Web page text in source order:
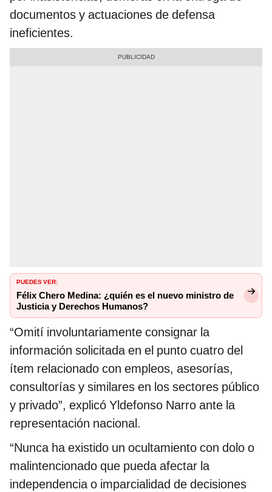
documentos y actuaciones de defensa
ineficientes.
PUEDES VER:
Félix Chero Medina: ¿quién es el nuevo ministro de
Justicia y Derechos Humanos?
“Omití involuntariamente consignar la
información solicitada en el punto cuatro del
ítem relacionado con empleos, asesorías,
consultorías y similares en los sectores público
y privado”, explicó Yldefonso Narro ante la
representación nacional.
“Nunca ha existido un ocultamiento con dolo o
malintencionado que pueda afectar la
independencia o imparcialidad de decisiones